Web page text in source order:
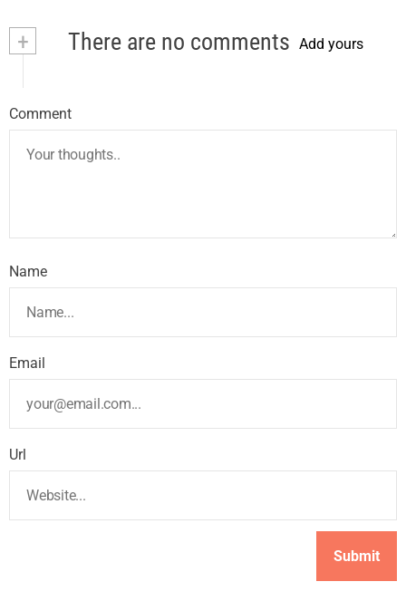
+ There are no comments Add yours
Comment
Name
Email
Url